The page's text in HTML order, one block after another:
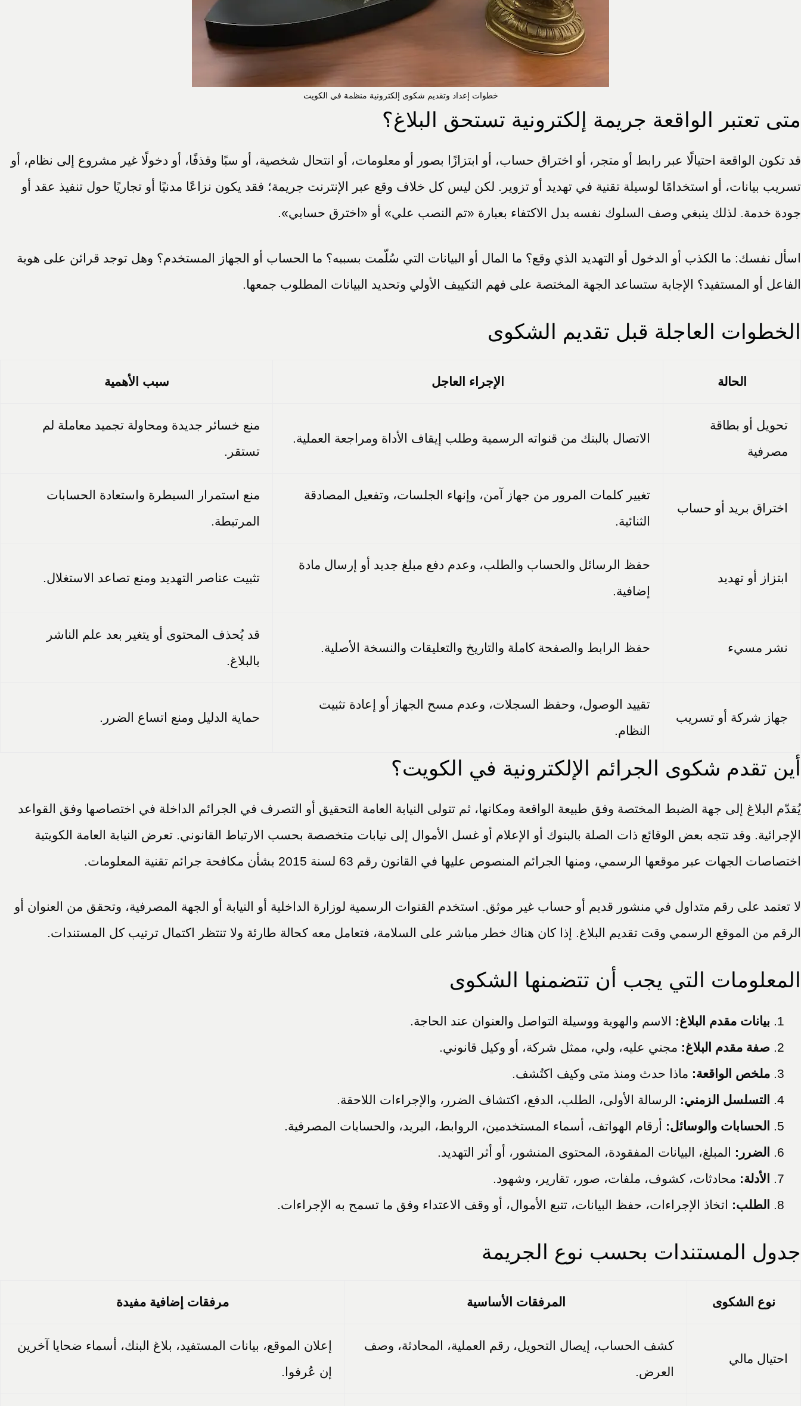
خطوات إعداد وتقديم شكوى إلكترونية منظمة في الكويت
متى تعتبر الواقعة جريمة إلكترونية تستحق البلاغ؟
قد تكون الواقعة احتيالًا عبر رابط أو متجر، أو اختراق حساب، أو ابتزازًا بصور أو معلومات، أو انتحال شخصية، أو سبًا وقذفًا، أو دخولًا غير مشروع إلى نظام، أو
تسريب بيانات، أو استخدامًا لوسيلة تقنية في تهديد أو تزوير. لكن ليس كل خلاف وقع عبر الإنترنت جريمة؛ فقد يكون نزاعًا مدنيًا أو تجاريًا حول تنفيذ عقد أو
جودة خدمة. لذلك ينبغي وصف السلوك نفسه بدل الاكتفاء بعبارة «تم النصب علي» أو «اخترق حسابي».
اسأل نفسك: ما الكذب أو الدخول أو التهديد الذي وقع؟ ما المال أو البيانات التي سُلّمت بسببه؟ ما الحساب أو الجهاز المستخدم؟ وهل توجد قرائن على هوية
الفاعل أو المستفيد؟ الإجابة ستساعد الجهة المختصة على فهم التكييف الأولي وتحديد البيانات المطلوب جمعها.
الخطوات العاجلة قبل تقديم الشكوى
الحالة الإجراء العاجل سبب الأهمية
تحويل أو بطاقة
مصرفية
الاتصال بالبنك من قنواته الرسمية وطلب إيقاف الأداة ومراجعة العملية.
منع خسائر جديدة ومحاولة تجميد معاملة لم
تستقر.
اختراق بريد أو حساب
تغيير كلمات المرور من جهاز آمن، وإنهاء الجلسات، وتفعيل المصادقة
الثنائية.
منع استمرار السيطرة واستعادة الحسابات
المرتبطة.
ابتزاز أو تهديد
حفظ الرسائل والحساب والطلب، وعدم دفع مبلغ جديد أو إرسال مادة
إضافية.
تثبيت عناصر التهديد ومنع تصاعد الاستغلال.
نشر مسيء حفظ الرابط والصفحة كاملة والتاريخ والتعليقات والنسخة الأصلية.
قد يُحذف المحتوى أو يتغير بعد علم الناشر
بالبلاغ.
جهاز شركة أو تسريب
تقييد الوصول، وحفظ السجلات، وعدم مسح الجهاز أو إعادة تثبيت
النظام.
حماية الدليل ومنع اتساع الضرر.
أين تقدم شكوى الجرائم الإلكترونية في الكويت؟
يُقدّم البلاغ إلى جهة الضبط المختصة وفق طبيعة الواقعة ومكانها، ثم تتولى النيابة العامة التحقيق أو التصرف في الجرائم الداخلة في اختصاصها وفق القواعد
الإجرائية. وقد تتجه بعض الوقائع ذات الصلة بالبنوك أو الإعلام أو غسل الأموال إلى نيابات متخصصة بحسب الارتباط القانوني. تعرض النيابة العامة الكويتية
اختصاصات الجهات عبر موقعها الرسمي، ومنها الجرائم المنصوص عليها في القانون رقم 63 لسنة 2015 بشأن مكافحة جرائم تقنية المعلومات.
لا تعتمد على رقم متداول في منشور قديم أو حساب غير موثق. استخدم القنوات الرسمية لوزارة الداخلية أو النيابة أو الجهة المصرفية، وتحقق من العنوان أو
الرقم من الموقع الرسمي وقت تقديم البلاغ. إذا كان هناك خطر مباشر على السلامة، فتعامل معه كحالة طارئة ولا تنتظر اكتمال ترتيب كل المستندات.
المعلومات التي يجب أن تتضمنها الشكوى
بيانات مقدم البلاغ:
الاسم والهوية ووسيلة التواصل والعنوان عند الحاجة.
صفة مقدم البلاغ: مجني عليه، ولي، ممثل شركة، أو وكيل قانوني.
ملخص الواقعة: ماذا حدث ومنذ متى وكيف اكتُشف.
التسلسل الزمني:
الرسالة الأولى، الطلب، الدفع، اكتشاف الضرر، والإجراءات اللاحقة.
الحسابات والوسائل:
أرقام الهواتف، أسماء المستخدمين، الروابط، البريد، والحسابات المصرفية.
الضرر:
المبلغ، البيانات المفقودة، المحتوى المنشور، أو أثر التهديد.
الأدلة: محادثات، كشوف، ملفات، صور، تقارير، وشهود.
الطلب:
اتخاذ الإجراءات، حفظ البيانات، تتبع الأموال، أو وقف الاعتداء وفق ما تسمح به الإجراءات.
جدول المستندات بحسب نوع الجريمة
نوع الشكوى المرفقات الأساسية مرفقات إضافية مفيدة
احتيال مالي
كشف الحساب، إيصال التحويل، رقم العملية، المحادثة، وصف
العرض.
إعلان الموقع، بيانات المستفيد، بلاغ البنك، أسماء ضحايا آخرين
إن عُرفوا.